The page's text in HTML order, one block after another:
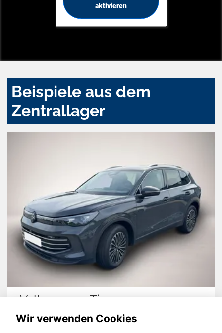
aktivieren
Beispiele aus dem
Zentrallager
Volkswagen Tiguan
Wir verwenden Cookies